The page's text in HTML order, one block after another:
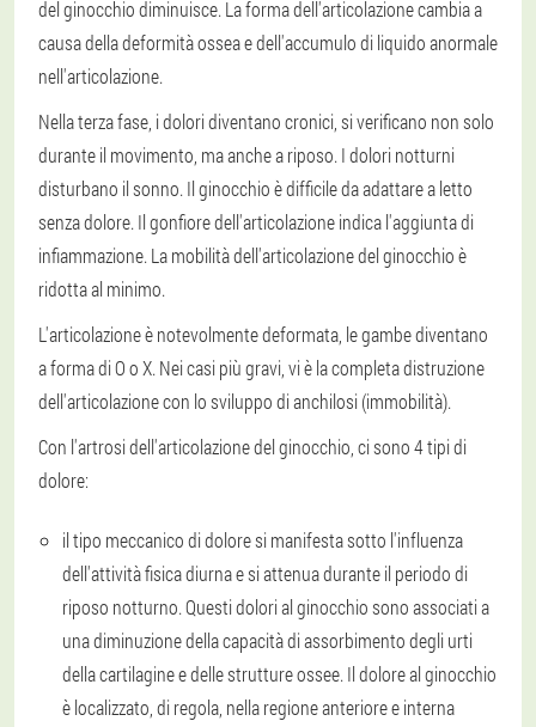
del ginocchio diminuisce. La forma dell'articolazione cambia a
causa della deformità ossea e dell'accumulo di liquido anormale
nell'articolazione.
Nella terza fase, i dolori diventano cronici, si verificano non solo
durante il movimento, ma anche a riposo. I dolori notturni
disturbano il sonno. Il ginocchio è difficile da adattare a letto
senza dolore. Il gonfiore dell'articolazione indica l'aggiunta di
infiammazione. La mobilità dell'articolazione del ginocchio è
ridotta al minimo.
L'articolazione è notevolmente deformata, le gambe diventano
a forma di O o X. Nei casi più gravi, vi è la completa distruzione
dell'articolazione con lo sviluppo di anchilosi (immobilità).
Con l'artrosi dell'articolazione del ginocchio, ci sono 4 tipi di
dolore:
il tipo meccanico di dolore si manifesta sotto l'influenza
dell'attività fisica diurna e si attenua durante il periodo di
riposo notturno. Questi dolori al ginocchio sono associati a
una diminuzione della capacità di assorbimento degli urti
della cartilagine e delle strutture ossee. Il dolore al ginocchio
è localizzato, di regola, nella regione anteriore e interna